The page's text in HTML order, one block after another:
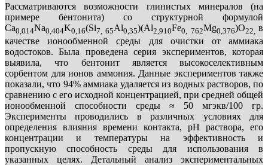
Рассматриваются возможности глинистых минералов (на
примере бентонита) со структурной формулой
Ca0,014Na0,404K0,16(Si7, 65Al0,35)(Al2,910Fe0, 762Mg0,376)O22,в
качестве ионообменной среды для очистки от аммиака
водостоков. Была проведена серия экспериментов, которая
выявила, что бентонит является высокоселективным
сорбентом для ионов аммония. Данные экспериментов также
показали, что 94% аммиака удаляется из водных растворов, по
сравнению с его исходной концентрацией, при средней общей
ионообменной способности среды ≈ 50 мгэкв/100 гр.
Эксперименты проводились в различных условиях для
определения влияния времени контакта, pH раствора, его
концентрации и температуры на эффективность и
пропускную способность среды для использования в
указанных целях. Детальный анализ экспериментальных